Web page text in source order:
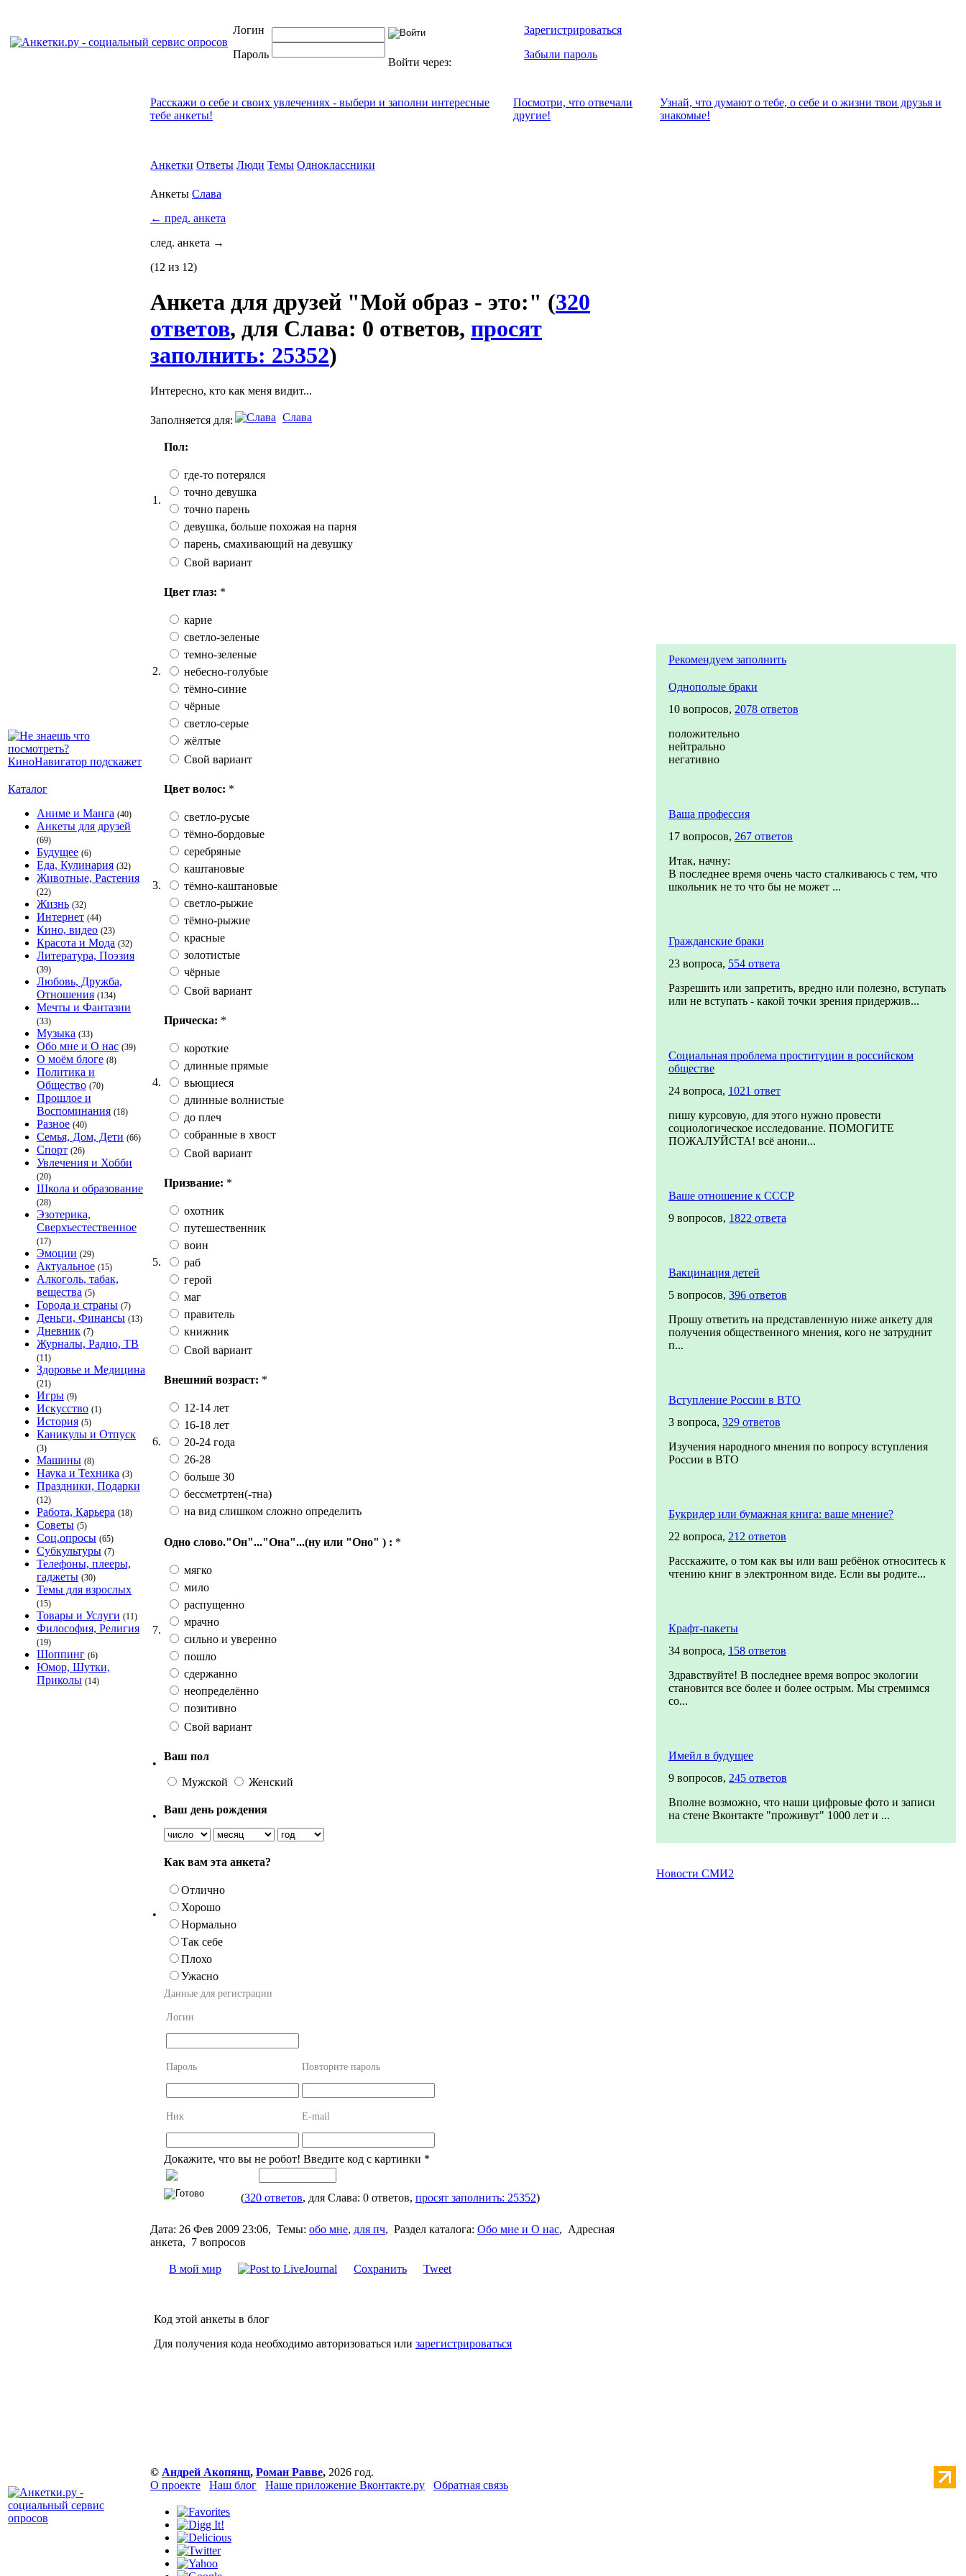
Логин
Пароль
Войти через:
Зарегистрироваться
Забыли пароль
Каталог
Аниме и Манга (40)
Анкеты для друзей
(69)
Будущее (6)
Еда, Кулинария (32)
Животные, Растения
(22)
Жизнь (32)
Интернет (44)
Кино, видео (23)
Красота и Мода (32)
Литература, Поэзия
(39)
Любовь, Дружба,
Отношения (134)
Мечты и Фантазии
(33)
Музыка (33)
Обо мне и О нас (39)
О моём блоге (8)
Политика и
Общество (70)
Прошлое и
Воспоминания (18)
Разное (40)
Семья, Дом, Дети (66)
Спорт (26)
Увлечения и Хобби
(20)
Школа и образование
(28)
Эзотерика,
Сверхъестественное
(17)
Эмоции (29)
Актуальное (15)
Алкоголь, табак,
вещества (5)
Города и страны (7)
Деньги, Финансы (13)
Дневник (7)
Журналы, Радио, ТВ
(11)
Здоровье и Медицина
(21)
Игры (9)
Искусство (1)
История (5)
Каникулы и Отпуск
(3)
Машины (8)
Наука и Техника (3)
Праздники, Подарки
(12)
Работа, Карьера (18)
Советы (5)
Соц.опросы (65)
Субкультуры (7)
Телефоны, плееры,
гаджеты (30)
Темы для взрослых
(15)
Товары и Услуги (11)
Философия, Религия
(19)
Шоппинг (6)
Юмор, Шутки,
Приколы (14)
Расскажи о себе и своих увлечениях - выбери и заполни интересные
тебе анкеты!
Посмотри, что отвeчали
другие!
Узнай, что думают о тебе, о себе и о жизни твои друзья и
знакомые!
Анкетки Ответы Люди Темы Одноклассники
Анкеты Слава
← пред. анкета
след. анкета →
(12 из 12)
Анкета для друзей "Мой образ - это:" (320
ответов, для Слава: 0 ответов, просят
заполнить: 25352)
Интересно, кто как меня видит...
Заполняется для: Слава
1.
Пол:
где-то потерялся
точно девушка
точно парень
девушка, больше похожая на парня
парень, смахивающий на девушку
Свой вариант
2.
Цвет глаз: *
карие
светло-зеленые
темно-зеленые
небесно-голубые
тёмно-синие
чёрные
светло-серые
жёлтые
Свой вариант
3.
Цвет волос: *
светло-русые
тёмно-бордовые
серебряные
каштановые
тёмно-каштановые
светло-рыжие
тёмно-рыжие
красные
золотистые
чёрные
Свой вариант
4.
Прическа: *
короткие
длинные прямые
вьющиеся
длинные волнистые
до плеч
собранные в хвост
Свой вариант
5.
Призвание: *
охотник
путешественник
воин
раб
герой
маг
правитель
книжник
Свой вариант
6.
Внешний возраст: *
12-14 лет
16-18 лет
20-24 года
26-28
больше 30
бессметртен(-тна)
на вид слишком сложно определить
7.
Одно слово."Он"..."Она"...(ну или "Оно" ) : *
мягко
мило
распущенно
мрачно
сильно и уверенно
пошло
сдержанно
неопределённо
позитивно
Свой вариант
•
Ваш пол
Мужской Женский
•
Ваш день рождения
•
Как вам эта анкета?
Отлично
Хорошо
Нормально
Так себе
Плохо
Ужасно
Данные для регистрации
Логин
Пароль Повторите пароль
Ник E-mail
Докажите, что вы не робот! Введите код с картинки *
(320 ответов, для Слава: 0 ответов, просят заполнить: 25352)
Дата: 26 Фев 2009 23:06, Темы: обо мне, для пч, Раздел каталога: Обо мне и О нас, Адресная
анкета, 7 вопросов
В мой мир Сохранить Tweet
Код этой анкеты в блог
Для получения кода необходимо авторизоваться или зарегистрироваться
Рекомендуем заполнить
Однополые браки
10 вопросов, 2078 ответов
положительно
нейтрально
негативно
Ваша профессия
17 вопросов, 267 ответов
Итак, начну:
В последнее время очень часто сталкиваюсь с тем, что
школьник не то что бы не может ...
Гражданские браки
23 вопроса, 554 ответа
Разрешить или запретить, вредно или полезно, вступать
или не вступать - какой точки зрения придержив...
Социальная проблема проституции в российском
обществе
24 вопроса, 1021 ответ
пишу курсовую, для этого нужно провести
социологическое исследование. ПОМОГИТЕ
ПОЖАЛУЙСТА! всё анони...
Ваше отношение к СССР
9 вопросов, 1822 ответа
Вакцинация детей
5 вопросов, 396 ответов
Прошу ответить на представленную ниже анкету для
получения общественного мнения, кого не затруднит
п...
Вступление России в ВТО
3 вопроса, 329 ответов
Изучения народного мнения по вопросу вступления
России в ВТО
Букридер или бумажная книга: ваше мнение?
22 вопроса, 212 ответов
Расскажите, о том как вы или ваш ребёнок относитесь к
чтению книг в электронном виде. Если вы родите...
Крафт-пакеты
34 вопроса, 158 ответов
Здравствуйте! В последнее время вопрос экологии
становится все более и более острым. Мы стремимся
со...
Имейл в будущее
9 вопросов, 245 ответов
Вполне возможно, что наши цифровые фото и записи
на стене Вконтакте "проживут" 1000 лет и ...
Новости СМИ2
© Андрей Акопянц, Роман Равве, 2026 год.
О проекте
Наш блог Наше приложение Вконтакте.ру Обратная связь